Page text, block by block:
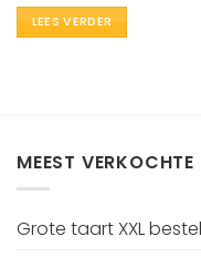
LEES VERDER
MEEST
Grote taart XXL